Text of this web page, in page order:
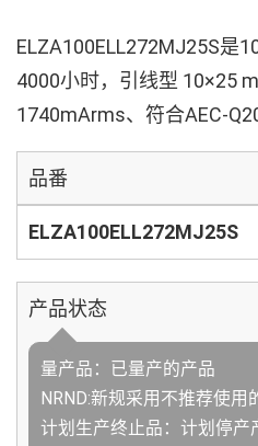
ELZA100ELL272MJ25S是
4000小时，引线型 10×25
1740mArms、符合AEC-
品番
ELZA100ELL272MJ25S
产品状态
量产品：已量产的产品
NRND:新规采用不推荐使用
计划生产终止品：计划停